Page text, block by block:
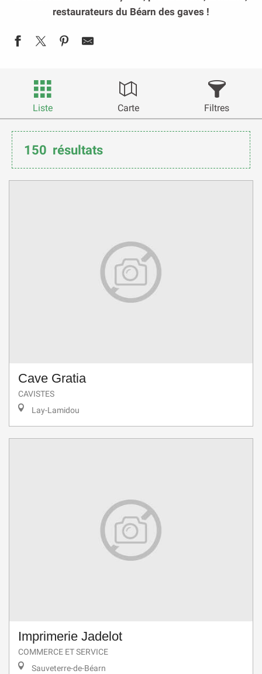
restaurateurs du Béarn des gaves !
Liste Carte Filtres
150 résultats
Cave Gratia
CAVISTES
Lay-Lamidou
Imprimerie Jadelot
COMMERCE ET SERVICE
Sauveterre-de-Béarn